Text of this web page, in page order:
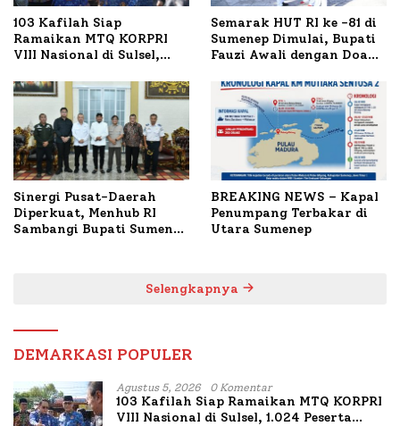
103 Kafilah Siap
Ramaikan MTQ KORPRI
VIII Nasional di Sulsel,
Semarak HUT RI ke -81 di
Sumenep Dimulai, Bupati
Fauzi Awali dengan Doa
Terbakar
Sinergi Pusat-Daerah
Diperkuat, Menhub RI
Sambangi Bupati Sumenep
BREAKING NEWS – Kapal
Penumpang Terbakar di
Utara Sumenep
Selengkapnya
DEMARKASI POPULER
Agustus 5, 2026 0 Komentar
103 Kafilah Siap Ramaikan MTQ KORPRI
VIII Nasional di Sulsel, 1.024 Peserta